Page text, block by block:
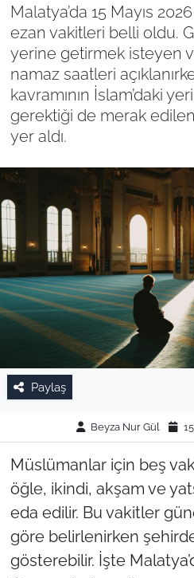
Malatya’da 15 Mayıs
ezan vakitleri belli oldu.
yerine getirmek isteyen
namaz saatleri
kavramının İslam’daki
gerektiği de merak
yer aldı.
Paylaş
Beyza Nur Gül
Müslümanlar için beş
öğle, ikindi, akşam ve
eda edilir. Bu vakitler
göre belirlenirken
gösterebilir. İşte